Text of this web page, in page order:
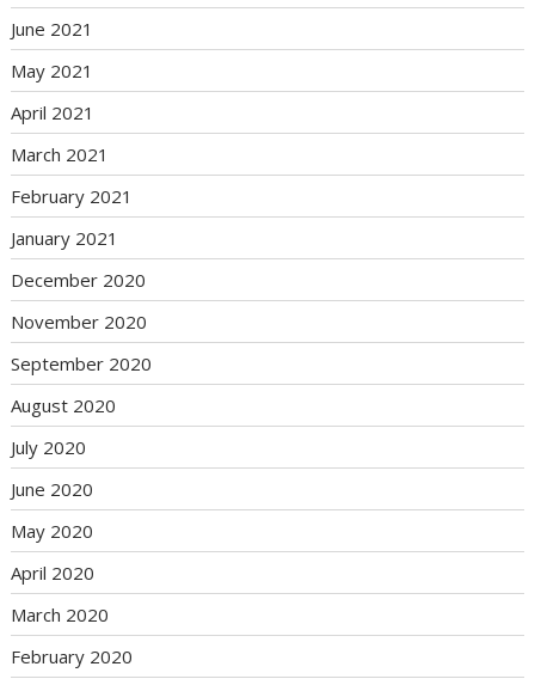
June 2021
May 2021
April 2021
March 2021
February 2021
January 2021
December 2020
November 2020
September 2020
August 2020
July 2020
June 2020
May 2020
April 2020
March 2020
February 2020